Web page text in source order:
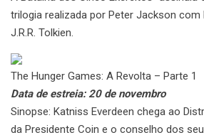
trilogia realizada por Peter Jackson com
J.R.R. Tolkien.
The Hunger Games: A Revolta – Parte 1
Data de estreia: 20 de novembro
Sinopse: Katniss Everdeen chega ao
da Presidente Coin e o conselho dos